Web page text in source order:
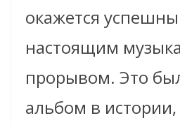
окажется
настоящим
прорывом. Это
альбом в